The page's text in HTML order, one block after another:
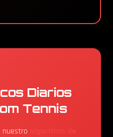
Diarios
Tennis
nuestro